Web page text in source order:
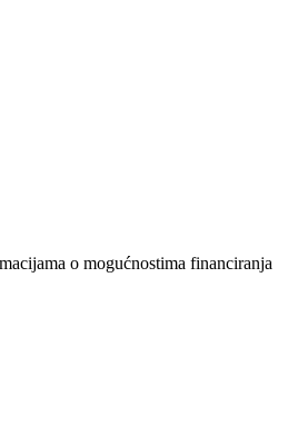
o mogućnostima financiranja